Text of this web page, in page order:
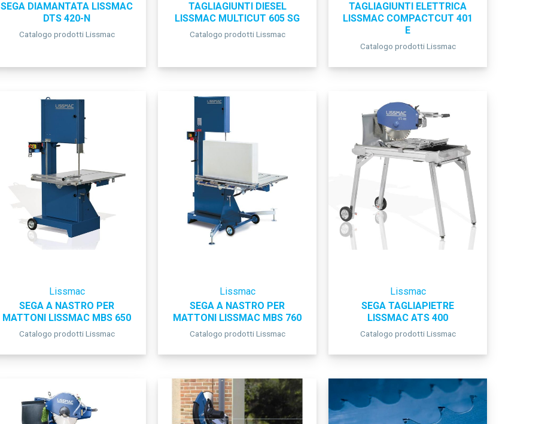
SEGA DIAMANTATA LISSMAC
DTS 420-N
Catalogo prodotti Lissmac
TAGLIAGIUNTI DIESEL
LISSMAC MULTICUT 605 SG
Catalogo prodotti Lissmac
TAGLIAGIUNTI ELETTRICA
LISSMAC COMPACTCUT 401
E
Catalogo prodotti Lissmac
Lissmac
SEGA A NASTRO PER
MATTONI LISSMAC MBS 650
Catalogo prodotti Lissmac
Lissmac
SEGA A NASTRO PER
MATTONI LISSMAC MBS 760
Catalogo prodotti Lissmac
Lissmac
SEGA TAGLIAPIETRE
LISSMAC ATS 400
Catalogo prodotti Lissmac